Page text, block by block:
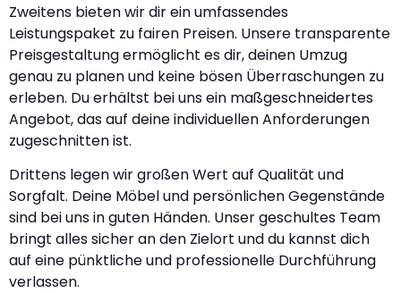
Zweitens bieten wir dir ein umfassendes
Leistungspaket zu fairen Preisen. Unsere transparente
Preisgestaltung ermöglicht es dir, deinen Umzug
genau zu planen und keine bösen Überraschungen zu
erleben. Du erhältst bei uns ein maßgeschneidertes
Angebot, das auf deine individuellen Anforderungen
zugeschnitten ist.
Drittens legen wir großen Wert auf Qualität und
Sorgfalt. Deine Möbel und persönlichen Gegenstände
sind bei uns in guten Händen. Unser geschultes Team
bringt alles sicher an den Zielort und du kannst dich
auf eine pünktliche und professionelle Durchführung
verlassen.